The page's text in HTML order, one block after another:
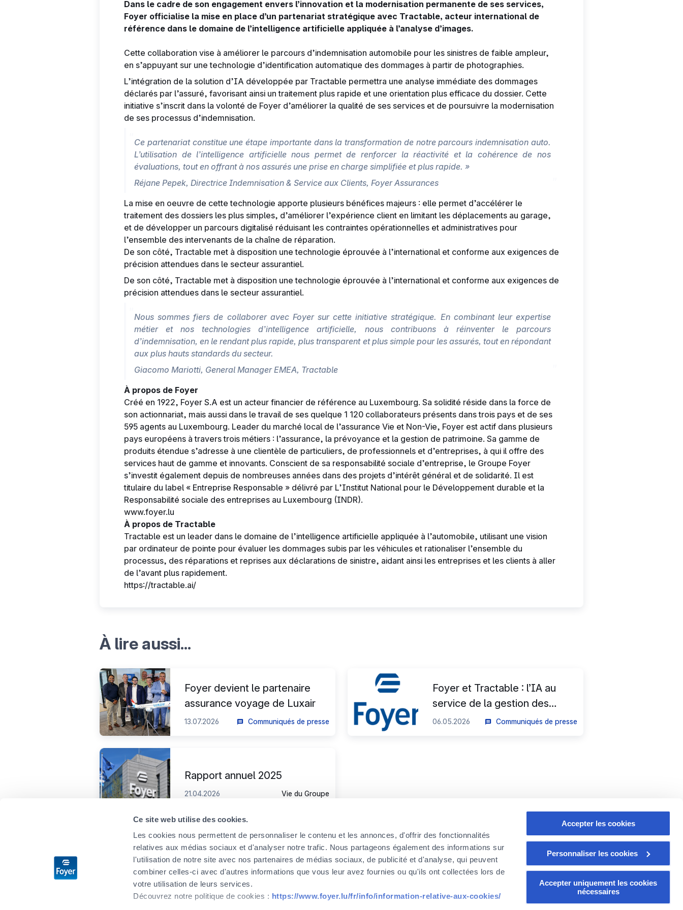
Ce site web utilise des cookies.
Les cookies nous permettent de personnaliser le contenu et les annonces, d'offrir des fonctionnalités
relatives aux médias sociaux et d'analyser notre trafic. Nous partageons également des informations sur
l'utilisation de notre site avec nos partenaires de médias sociaux, de publicité et d'analyse, qui peuvent
combiner celles-ci avec d'autres informations que vous leur avez fournies ou qu'ils ont collectées lors de
votre utilisation de leurs services.
Découvrez notre politique de cookies : https://www.foyer.lu/fr/info/information-relative-aux-cookies/
Accepter les cookies
Personnaliser les cookies
Accepter uniquement les cookies
nécessaires
Dans le cadre de son engagement envers l’innovation et la modernisation permanente de ses services,
Foyer officialise la mise en place d’un partenariat stratégique avec Tractable, acteur international de
référence dans le domaine de l’intelligence artificielle appliquée à l’analyse d’images.
Cette collaboration vise à améliorer le parcours d’indemnisation automobile pour les sinistres de faible ampleur,
en s’appuyant sur une technologie d’identification automatique des dommages à partir de photographies.
L’intégration de la solution d’IA développée par Tractable permettra une analyse immédiate des dommages
déclarés par l’assuré, favorisant ainsi un traitement plus rapide et une orientation plus efficace du dossier. Cette
initiative s’inscrit dans la volonté de Foyer d’améliorer la qualité de ses services et de poursuivre la modernisation
de ses processus d’indemnisation.
Ce partenariat constitue une étape importante dans la transformation de notre parcours indemnisation auto.
L’utilisation de l’intelligence artificielle nous permet de renforcer la réactivité et la cohérence de nos
évaluations, tout en offrant à nos assurés une prise en charge simplifiée et plus rapide. »
Réjane Pepek, Directrice Indemnisation & Service aux Clients, Foyer Assurances
La mise en oeuvre de cette technologie apporte plusieurs bénéfices majeurs : elle permet d’accélérer le
traitement des dossiers les plus simples, d’améliorer l’expérience client en limitant les déplacements au garage,
et de développer un parcours digitalisé réduisant les contraintes opérationnelles et administratives pour
l’ensemble des intervenants de la chaîne de réparation.
De son côté, Tractable met à disposition une technologie éprouvée à l’international et conforme aux exigences de
précision attendues dans le secteur assurantiel.
De son côté, Tractable met à disposition une technologie éprouvée à l’international et conforme aux exigences de
précision attendues dans le secteur assurantiel.
Nous sommes fiers de collaborer avec Foyer sur cette initiative stratégique. En combinant leur expertise
métier et nos technologies d’intelligence artificielle, nous contribuons à réinventer le parcours
d’indemnisation, en le rendant plus rapide, plus transparent et plus simple pour les assurés, tout en répondant
aux plus hauts standards du secteur.
Giacomo Mariotti, General Manager EMEA, Tractable
À propos de Foyer
Créé en 1922, Foyer S.A est un acteur financier de référence au Luxembourg. Sa solidité réside dans la force de
son actionnariat, mais aussi dans le travail de ses quelque 1 120 collaborateurs présents dans trois pays et de ses
595 agents au Luxembourg. Leader du marché local de l’assurance Vie et Non-Vie, Foyer est actif dans plusieurs
pays européens à travers trois métiers : l’assurance, la prévoyance et la gestion de patrimoine. Sa gamme de
produits étendue s’adresse à une clientèle de particuliers, de professionnels et d’entreprises, à qui il offre des
services haut de gamme et innovants. Conscient de sa responsabilité sociale d’entreprise, le Groupe Foyer
s’investit également depuis de nombreuses années dans des projets d’intérêt général et de solidarité. Il est
titulaire du label « Entreprise Responsable » délivré par L’Institut National pour le Développement durable et la
Responsabilité sociale des entreprises au Luxembourg (INDR).
www.foyer.lu
À propos de Tractable
Tractable est un leader dans le domaine de l’intelligence artificielle appliquée à l’automobile, utilisant une vision
par ordinateur de pointe pour évaluer les dommages subis par les véhicules et rationaliser l’ensemble du
processus, des réparations et reprises aux déclarations de sinistre, aidant ainsi les entreprises et les clients à aller
de l’avant plus rapidement.
https://tractable.ai/
À lire aussi...
Foyer devient le partenaire
assurance voyage de Luxair
13.07.2026 Communiqués de presse
Foyer et Tractable : l’IA au
service de la gestion des
sinistres auto
06.05.2026 Communiqués de presse
Rapport annuel 2025
21.04.2026 Vie du Groupe
Suivez FOYER GROUP